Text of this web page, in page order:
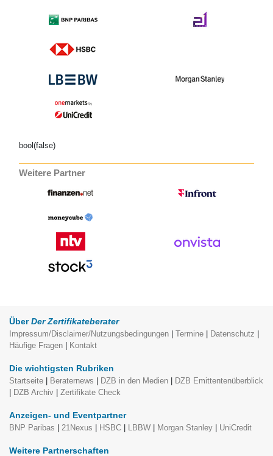
bool(false)
Weitere Partner
Über Der Zertifikateberater
Impressum/Disclaimer/Nutzungsbedingungen | Termine | Datenschutz |
Häufige Fragen | Kontakt
Die wichtigsten Rubriken
Startseite | Beraternews | DZB in den Medien | DZB Emittentenüberblick
| DZB Archiv | Zertifikate Check
Anzeigen- und Eventpartner
BNP Paribas | 21Nexus | HSBC | LBBW | Morgan Stanley | UniCredit
Weitere Partnerschaften